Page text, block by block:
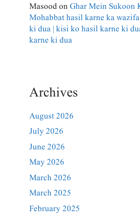
MasoodonGhar Mein Sukoon
Mohabbat hasil karne ka
ki dua | kisi ko hasil karne ki
karne ki dua
Archives
August 2026
July 2026
June 2026
May 2026
March 2026
March 2025
February 2025